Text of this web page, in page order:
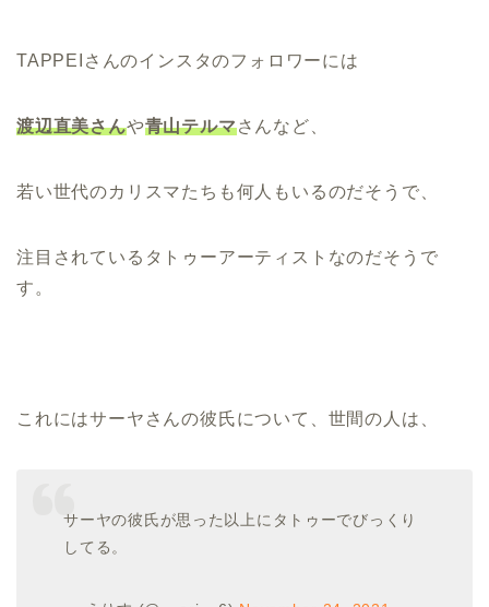
TAPPEIさんのインスタのフォロワーには
渡辺直美さんや青山テルマさんなど、
若い世代のカリスマたちも何人もいるのだそうで、
注目されているタトゥーアーティストなのだそうで
す。
これにはサーヤさんの彼氏について、世間の人は、
サーヤの彼氏が思った以上にタトゥーでびっくり
してる。